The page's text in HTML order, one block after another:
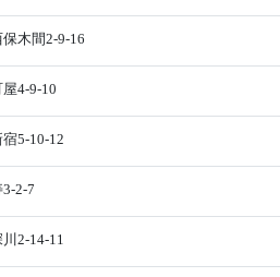
木間2-9-16
4-9-10
5-10-12
2-7
2-14-11